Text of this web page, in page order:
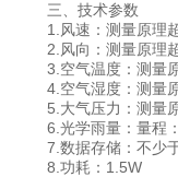
三、技术参数
1.风速：测量原理超
2.风向：测量原理超
3.空气温度：测量原
4.空气湿度：测量原
5.大气压力：测量原
6.光学雨量：量程：
7.数据存储：不少
8.功耗：1.5W